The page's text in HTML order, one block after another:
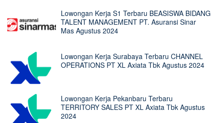
Lowongan Kerja S1 Terbaru BEASISWA BIDANG
TALENT MANAGEMENT PT. Asuransi Sinar
Mas Agustus 2024
Lowongan Kerja Surabaya Terbaru CHANNEL
OPERATIONS PT XL Axiata Tbk Agustus 2024
Lowongan Kerja Pekanbaru Terbaru
TERRITORY SALES PT XL Axiata Tbk Agustus
2024